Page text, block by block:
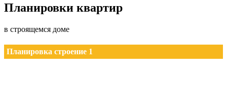
Планировки квартир
в строящемся доме
Планировка строение 1